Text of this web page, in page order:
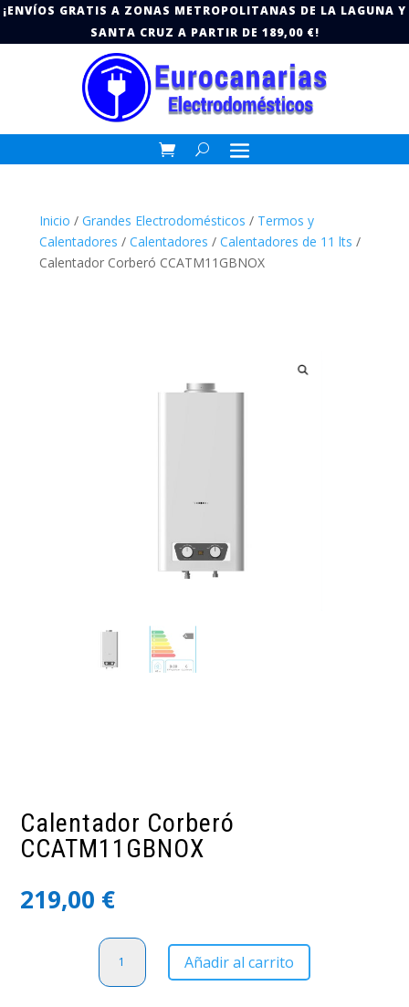
¡ENVÍOS GRATIS A ZONAS METROPOLITANAS DE LA LAGUNA Y
SANTA CRUZ A PARTIR DE 189,00 €!
Inicio / Grandes Electrodomésticos / Termos y
Calentadores / Calentadores / Calentadores de 11 lts /
Calentador Corberó CCATM11GBNOX
Calentador Corberó
CCATM11GBNOX
219,00 €
Calentador
Corberó
CCATM11GBNOX
Añadir al carrito